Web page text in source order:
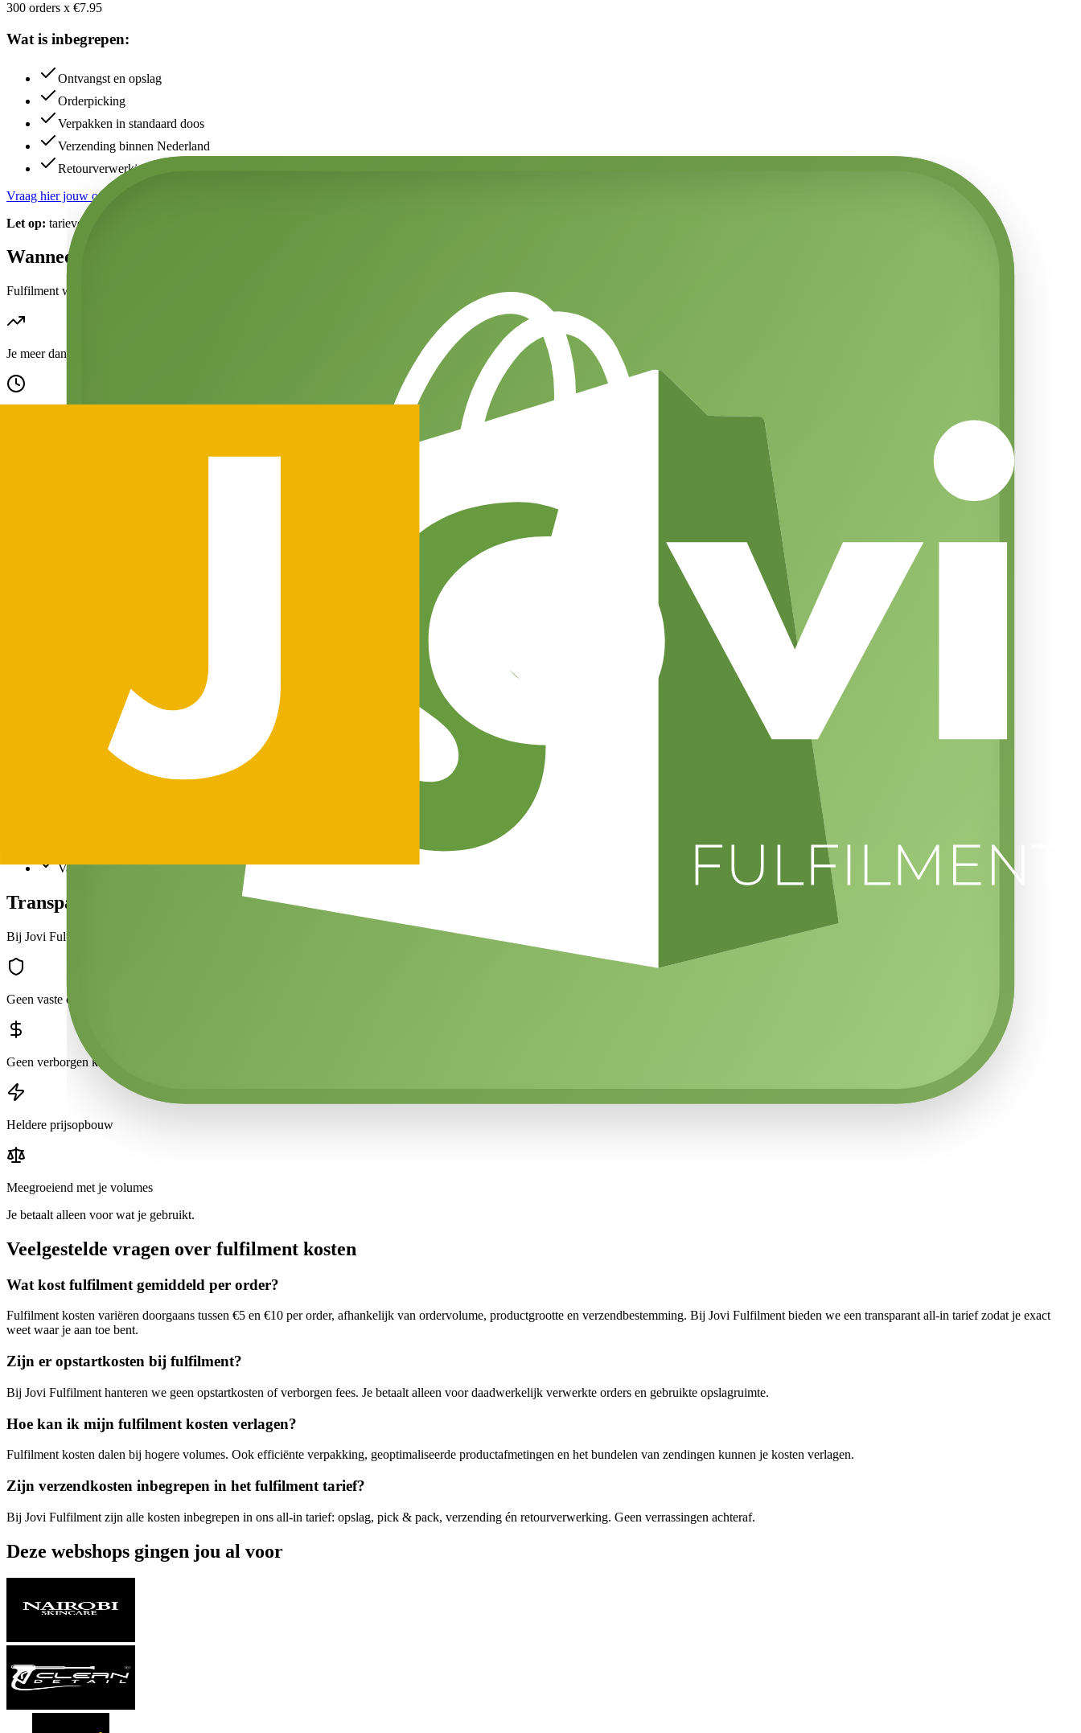
300 orders x €7.95
Wat is inbegrepen:
Ontvangst en opslag
Orderpicking
Verpakken in standaard doos
Verzending binnen Nederland
Retourverwerking
Vraag hier jouw offerte aan
Let op: tarieven zijn indicatief en worden definitief bepaald na ontvangst van alle benodigde informatie.
Wanneer is fulfilment rendabel?
Fulfilment wordt interessant wanneer:
Je meer dan 100–200 orders per maand verwerkt
Veel webshops ontdekken dat fulfilment goedkoper is dan zelf verzenden — als je tijd, fouten en schaal meerekent.
Zelf verzenden lijkt goedkoper, maar:
Tijd is geen gratis resource
Fouten kosten klanten
Opschalen is lastig
Vaak goedkoper bij groei
Transparante fulfilment kosten bij Jovi
Bij Jovi Fulfilment:
Geen vaste contracten
Geen verborgen kosten
Heldere prijsopbouw
Meegroeiend met je volumes
Je betaalt alleen voor wat je gebruikt.
Veelgestelde vragen over fulfilment kosten
Wat kost fulfilment gemiddeld per order?
Fulfilment kosten variëren doorgaans tussen €5 en €10 per order, afhankelijk van ordervolume, productgrootte en verzendbestemming. Bij Jovi Fulfilment bieden we een transparant all-in tarief zodat je exact
weet waar je aan toe bent.
Zijn er opstartkosten bij fulfilment?
Bij Jovi Fulfilment hanteren we geen opstartkosten of verborgen fees. Je betaalt alleen voor daadwerkelijk verwerkte orders en gebruikte opslagruimte.
Hoe kan ik mijn fulfilment kosten verlagen?
Fulfilment kosten dalen bij hogere volumes. Ook efficiënte verpakking, geoptimaliseerde productafmetingen en het bundelen van zendingen kunnen je kosten verlagen.
Zijn verzendkosten inbegrepen in het fulfilment tarief?
Bij Jovi Fulfilment zijn alle kosten inbegrepen in ons all-in tarief: opslag, pick & pack, verzending én retourverwerking. Geen verrassingen achteraf.
Deze webshops gingen jou al voor